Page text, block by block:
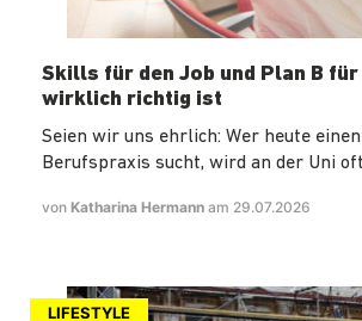
Skills für den Job und Plan B für
wirklich richtig ist
Seien wir uns ehrlich: Wer heute
Berufspraxis sucht, wird an der Uni
von Katharina Hermann am 29.07.2026
LIFESTYLE